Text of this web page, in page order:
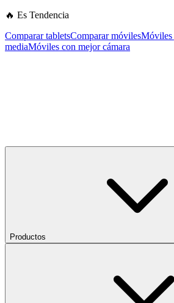
🔥 Es Tendencia
Comparar tabletsComparar móvilesMóviles
mediaMóviles con mejor cámara
Productos